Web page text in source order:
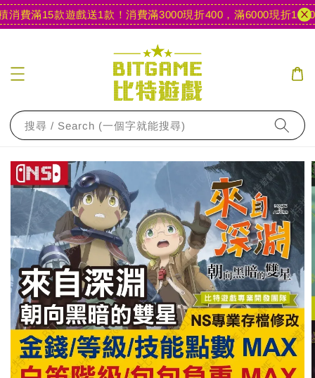
費滿15款遊戲送1款！消費滿3000現折400，滿6000現折1000
搜尋 / Search (一個字就能搜尋)